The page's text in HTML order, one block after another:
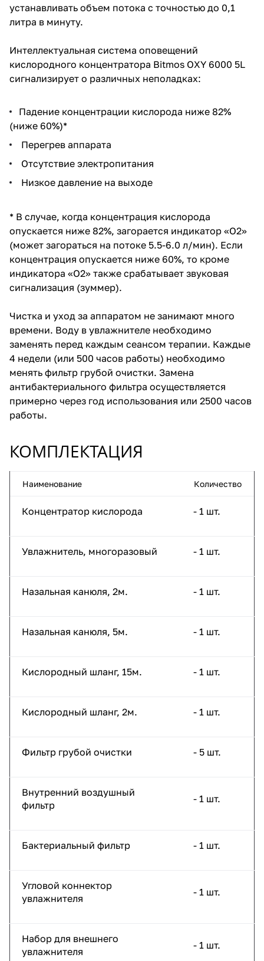
устанавливать объем потока с точностью до 0,1
литра в минуту.
Интеллектуальная система оповещений
кислородного концентратора Bitmos OXY 6000 5L
сигнализирует о различных неполадках:
Падение концентрации кислорода ниже 82%
(ниже 60%)*
Перегрев аппарата
Отсутствие электропитания
Низкое давление на выходе
* В случае, когда концентрация кислорода
опускается ниже 82%, загорается индикатор «О2»
(может загораться на потоке 5.5-6.0 л/мин). Если
концентрация опускается ниже 60%, то кроме
индикатора «О2» также срабатывает звуковая
сигнализация (зуммер).
Чистка и уход за аппаратом не занимают много
времени. Воду в увлажнителе необходимо
заменять перед каждым сеансом терапии. Каждые
4 недели (или 500 часов работы) необходимо
менять фильтр грубой очистки. Замена
антибактериального фильтра осуществляется
примерно через год использования или 2500 часов
работы.
КОМПЛЕКТАЦИЯ
Наименование Количество
Концентратор кислорода - 1 шт.
Увлажнитель, многоразовый - 1 шт.
Назальная канюля, 2м. - 1 шт.
Назальная канюля, 5м. - 1 шт.
Кислородный шланг, 15м. - 1 шт.
Кислородный шланг, 2м. - 1 шт.
Фильтр грубой очистки - 5 шт.
Внутренний воздушный
фильтр
- 1 шт.
Бактериальный фильтр - 1 шт.
Угловой коннектор
увлажнителя
- 1 шт.
Набор для внешнего
увлажнителя
- 1 шт.